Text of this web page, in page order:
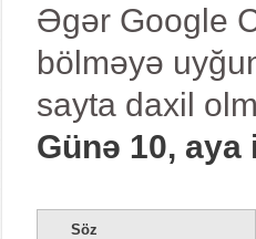
Əgər Google
bölməyə
sayta daxil
Günə 10,
Söz